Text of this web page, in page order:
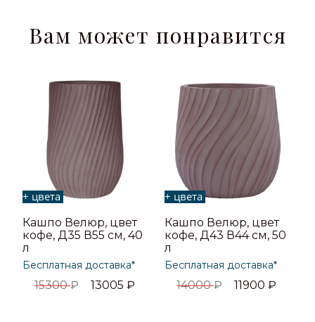
Вам может понравится
+ цвета
Кашпо Велюр, цвет
кофе, Д35 В55 см, 40
л
Бесплатная доставка*
15300₽ 13005₽
+ цвета
Кашпо Велюр, цвет
кофе, Д43 В44 см, 50
л
Бесплатная доставка*
14000₽ 11900₽